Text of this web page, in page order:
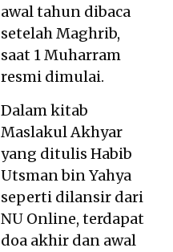
awal tahun dibaca
setelah Maghrib,
saat 1 Muharram
resmi dimulai.
Dalam kitab
Maslakul Akhyar
yang ditulis Habib
Utsman bin Yahya
seperti dilansir dari
NU Online, terdapat
doa akhir dan awal